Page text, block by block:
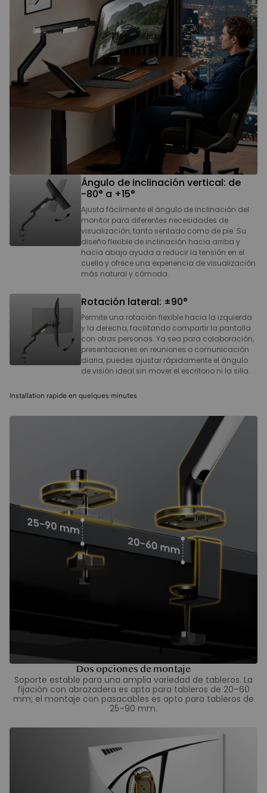
Ángulo de inclinación vertical: de
-80° a +15°
Ajusta fácilmente el ángulo de inclinación del
monitor para diferentes necesidades de
visualización, tanto sentado como de pie. Su
diseño flexible de inclinación hacia arriba y
hacia abajo ayuda a reducir la tensión en el
cuello y ofrece una experiencia de visualización
más natural y cómoda.
Rotación lateral: ±90°
Permite una rotación flexible hacia la izquierda
y la derecha, facilitando compartir la pantalla
con otras personas. Ya sea para colaboración,
presentaciones en reuniones o comunicación
diaria, puedes ajustar rápidamente el ángulo
de visión ideal sin mover el escritorio ni la silla.
Installation rapide en quelques minutes
Dos opciones de montaje
Soporte estable para una amplia variedad de tableros. La
fijación con abrazadera es apta para tableros de 20–60
mm; el montaje con pasacables es apto para tableros de
25–90 mm.